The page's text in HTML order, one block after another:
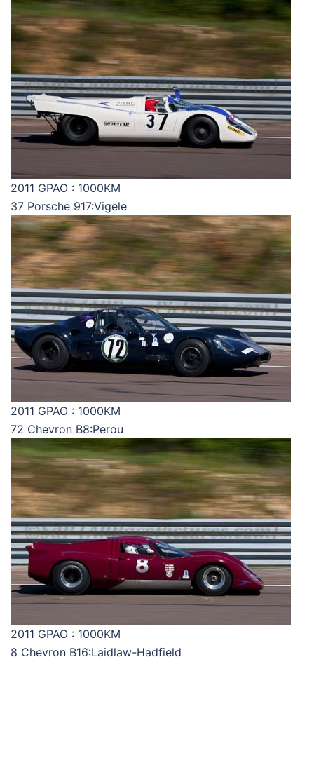
2011 GPAO : 1000KM
37 Porsche 917:Vigele
2011 GPAO : 1000KM
72 Chevron B8:Perou
2011 GPAO : 1000KM
8 Chevron B16:Laidlaw-Hadfield